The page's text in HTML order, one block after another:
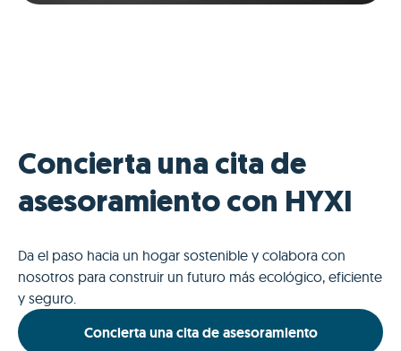
Concierta una cita de
asesoramiento con HYXI
Da el paso hacia un hogar sostenible y colabora con
nosotros para construir un futuro más ecológico, eficiente
y seguro.
Concierta una cita de asesoramiento